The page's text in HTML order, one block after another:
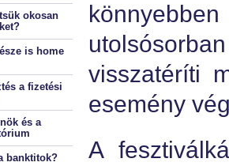
okosan
is home
a fizetési
és a
banktitok?
visszatéríti
esemény
A